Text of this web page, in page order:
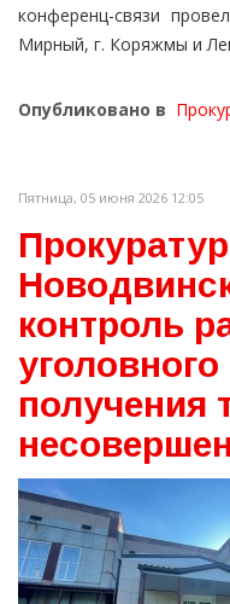
конференц-связи
Мирный, г. Коряжмы и
Опубликовано в
Пятница, 05 июня 2026 12:05
контроль
получения